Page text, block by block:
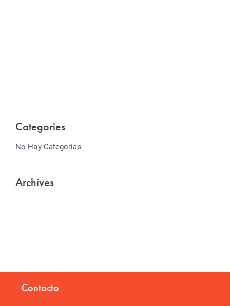
Categories
No Hay Categorías
Archives
Contacto